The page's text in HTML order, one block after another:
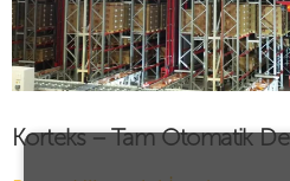
Korteks – Tam Otomatik